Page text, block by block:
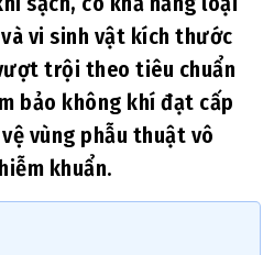
vi sinh vật kích thước
trội theo tiêu chuẩn
bảo không khí đạt cấp
vùng phẫu thuật vô
khuẩn.